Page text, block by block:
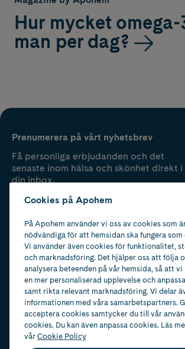
Hur mycket
man per dag?
Prenumerera på vårt nyhetsbrev
Få personliga erbjudanden och det
senaste inom hälsa och skönhet direkt i
din inbox.
Cookies på Apohem
På Apohem använder vi oss av cookies som
nödvändiga för att hemsidan ska fungera som
Vi använder även cookies för funktionalitet,
och marknadsföring. Det hjälper oss att följa
analysera beteenden på vår hemsida, så att vi
en mer personaliserad upplevelse och
samt rikta relevant marknadsföring. Vi delar
informationen med våra samarbetspartners.
acceptera cookies samtycker du till vår
cookies. Du kan även anpassa cookies. Läs
vårCookie Policy